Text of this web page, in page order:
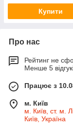
Купити
Про нас
Рейтинг не
Менше 5
Працює з
м. Київ
м. Київ, ст. м.
Київ, Україна